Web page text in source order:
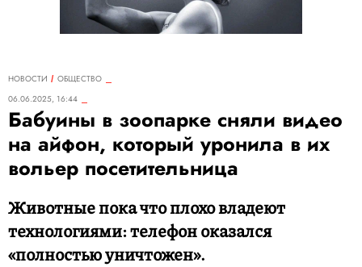
НОВОСТИ
ОБЩЕСТВО
06.06.2025, 16:44
Бабуины в зоопарке сняли видео
на айфон, который уронила в их
вольер посетительница
Животные пока что плохо владеют
технологиями: телефон оказался
«полностью уничтожен».